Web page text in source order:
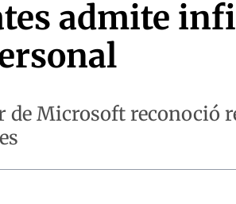
admite
de Microsoft reconoció